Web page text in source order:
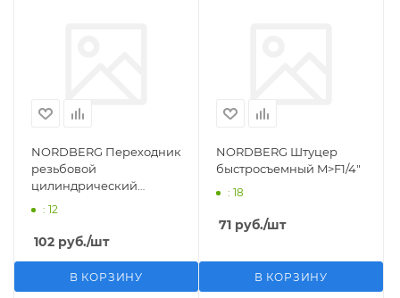
NORDBERG Переходник
резьбовой
цилиндрический
M1/2">F1/4"
: 12
102 руб./шт
В КОРЗИНУ
NORDBERG Штуцер
быстросъемный M>F1/4"
: 18
71 руб./шт
В КОРЗИНУ